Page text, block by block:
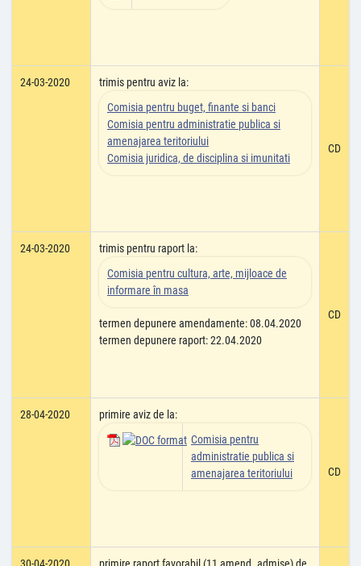
24-03-2020
trimis pentru aviz la:
Comisia pentru buget, finante si banci
Comisia pentru administratie publica si
amenajarea teritoriului
Comisia juridica, de disciplina si imunitati
CD
24-03-2020
trimis pentru raport la:
Comisia pentru cultura, arte, mijloace de
informare în masa
termen depunere amendamente: 08.04.2020
termen depunere raport: 22.04.2020
CD
28-04-2020
primire aviz de la:
Comisia pentru
administratie publica si
amenajarea teritoriului
CD